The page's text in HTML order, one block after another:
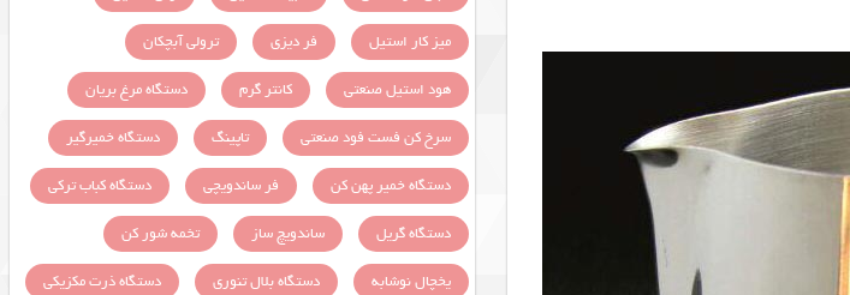
میز کار استیل
فر دیزی
ترولی آبچکان
هود استیل صنعتی
کانتر گرم
دستگاه مرغ بریان
سرخ کن فست فود صنعتی
تاپینگ
دستگاه خمیرگیر
دستگاه خمیر پهن کن
فر ساندویچی
دستگاه کباب ترکی
دستگاه گریل
ساندویچ ساز
تخمه شور کن
یخچال نوشابه
دستگاه بلال تنوری
دستگاه ذرت مکزیکی